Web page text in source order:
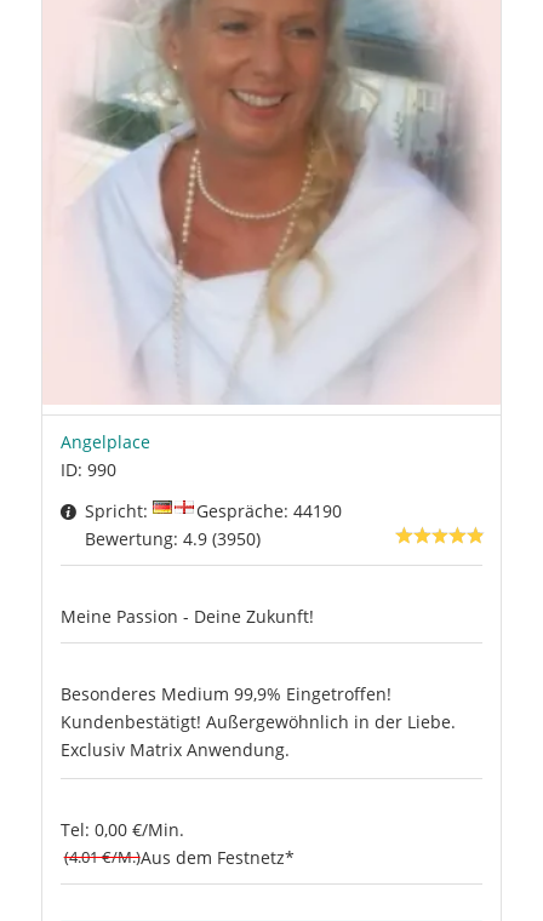
Angelplace
ID: 990
Spricht:
Gespräche: 44190
Bewertung: 4.9 (3950)
Meine Passion - Deine Zukunft!
Besonderes Medium 99,9% Eingetroffen!
Kundenbestätigt! Außergewöhnlich in der Liebe.
Exclusiv Matrix Anwendung.
Tel: 0,00 €/Min.
(4.01 €/M.)Aus dem Festnetz*